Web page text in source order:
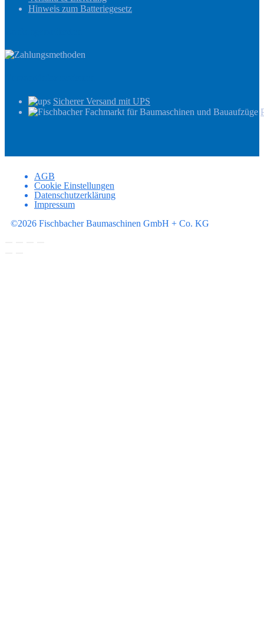
Hinweis zum Batteriegesetz
Sicherer Versand mit UPS
AGB
Cookie Einstellungen
Datenschutzerklärung
Impressum
©2026 Fischbacher Baumaschinen GmbH + Co. KG